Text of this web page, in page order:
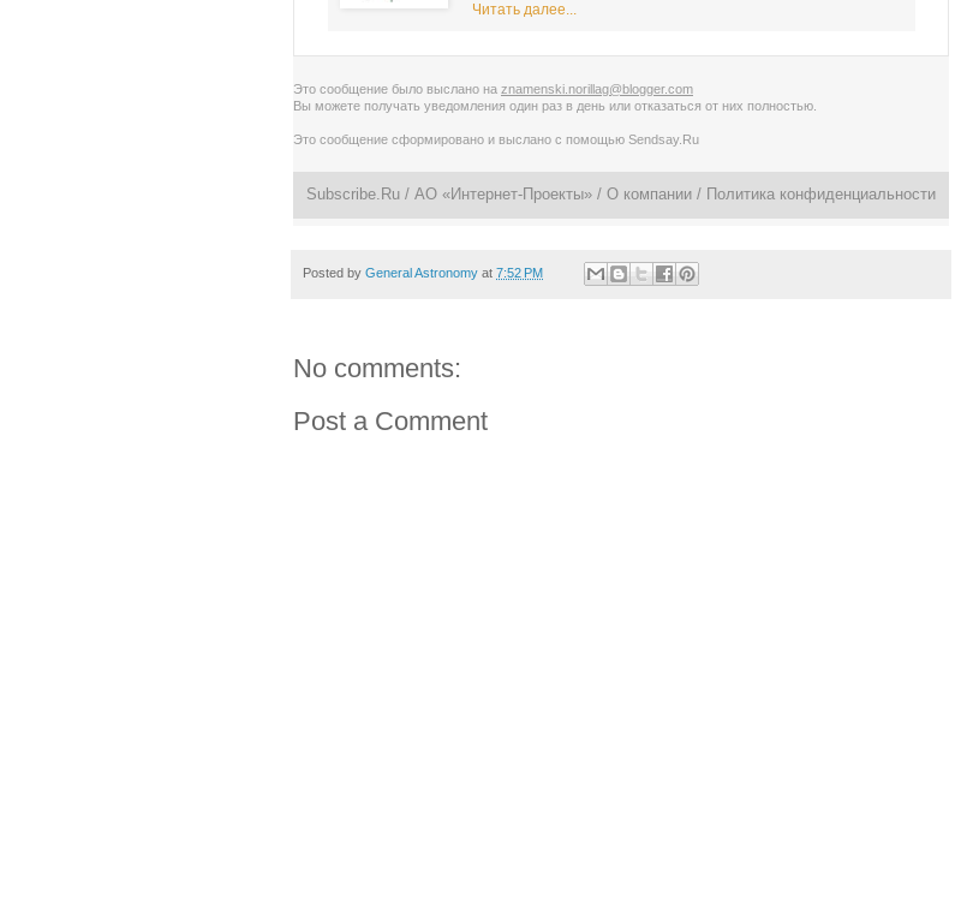
Читать далее...
Это сообщение было выслано на znamenski.norillag@blogger.com
Вы можете получать уведомления один раз в день или отказаться от них полностью
Это сообщение сформировано и выслано с помощью Sendsay.Ru
Subscribe.Ru / АО «Интернет-Проекты» / О компании / Политика конфиденциальности
Posted by General Astronomy at 7:52 PM
No comments:
Post a Comment